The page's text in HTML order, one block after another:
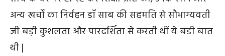
अन्य खर्चों का निर्वहन डॉ साब की सहमति से सौभाग्यवती
जी बड़ी कुशलता और पारदर्शिता से करती थीं ये बडी बात
थी |